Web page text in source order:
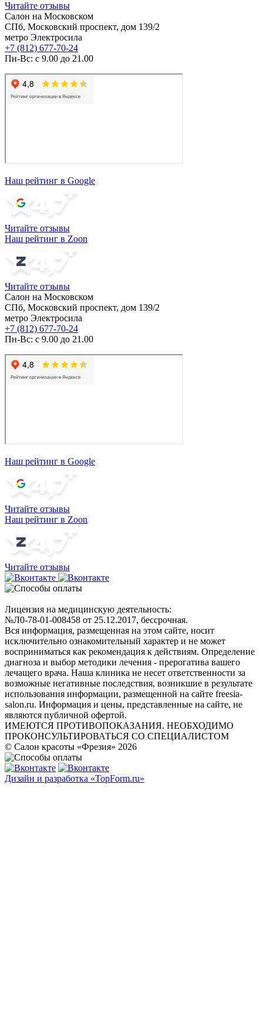
Читайте отзывы
Салон на Московском
СПб, Московский проспект, дом 139/2
метро Электросила
+7 (812) 677-70-24
Пн-Вс: с 9.00 до 21.00
Наш рейтинг в Google
Читайте отзывы
Наш рейтинг в Zoon
Читайте отзывы
Салон на Московском
СПб, Московский проспект, дом 139/2
метро Электросила
+7 (812) 677-70-24
Пн-Вс: с 9.00 до 21.00
Наш рейтинг в Google
Читайте отзывы
Наш рейтинг в Zoon
Читайте отзывы
Лицензия на медицинскую деятельность:
№Л0-78-01-008458 от 25.12.2017, бессрочная.
Вся информация, размещенная на этом сайте, носит
исключительно ознакомительный характер и не может
восприниматься как рекомендация к действиям. Определение
диагноза и выбор методики лечения - прерогатива вашего
лечащего врача. Наша клиника не несет ответственности за
возможные негативные последствия, возникшие в результате
использования информации, размещенной на сайте freesia-
salon.ru. Информация и цены, представленные на сайте, не
являются публичной офертой.
ИМЕЮТСЯ ПРОТИВОПОКАЗАНИЯ. НЕОБХОДИМО
ПРОКОНСУЛЬТИРОВАТЬСЯ СО СПЕЦИАЛИСТОМ
© Салон красоты «Фрезия» 2026
Дизайн и разработка «TopForm.ru»